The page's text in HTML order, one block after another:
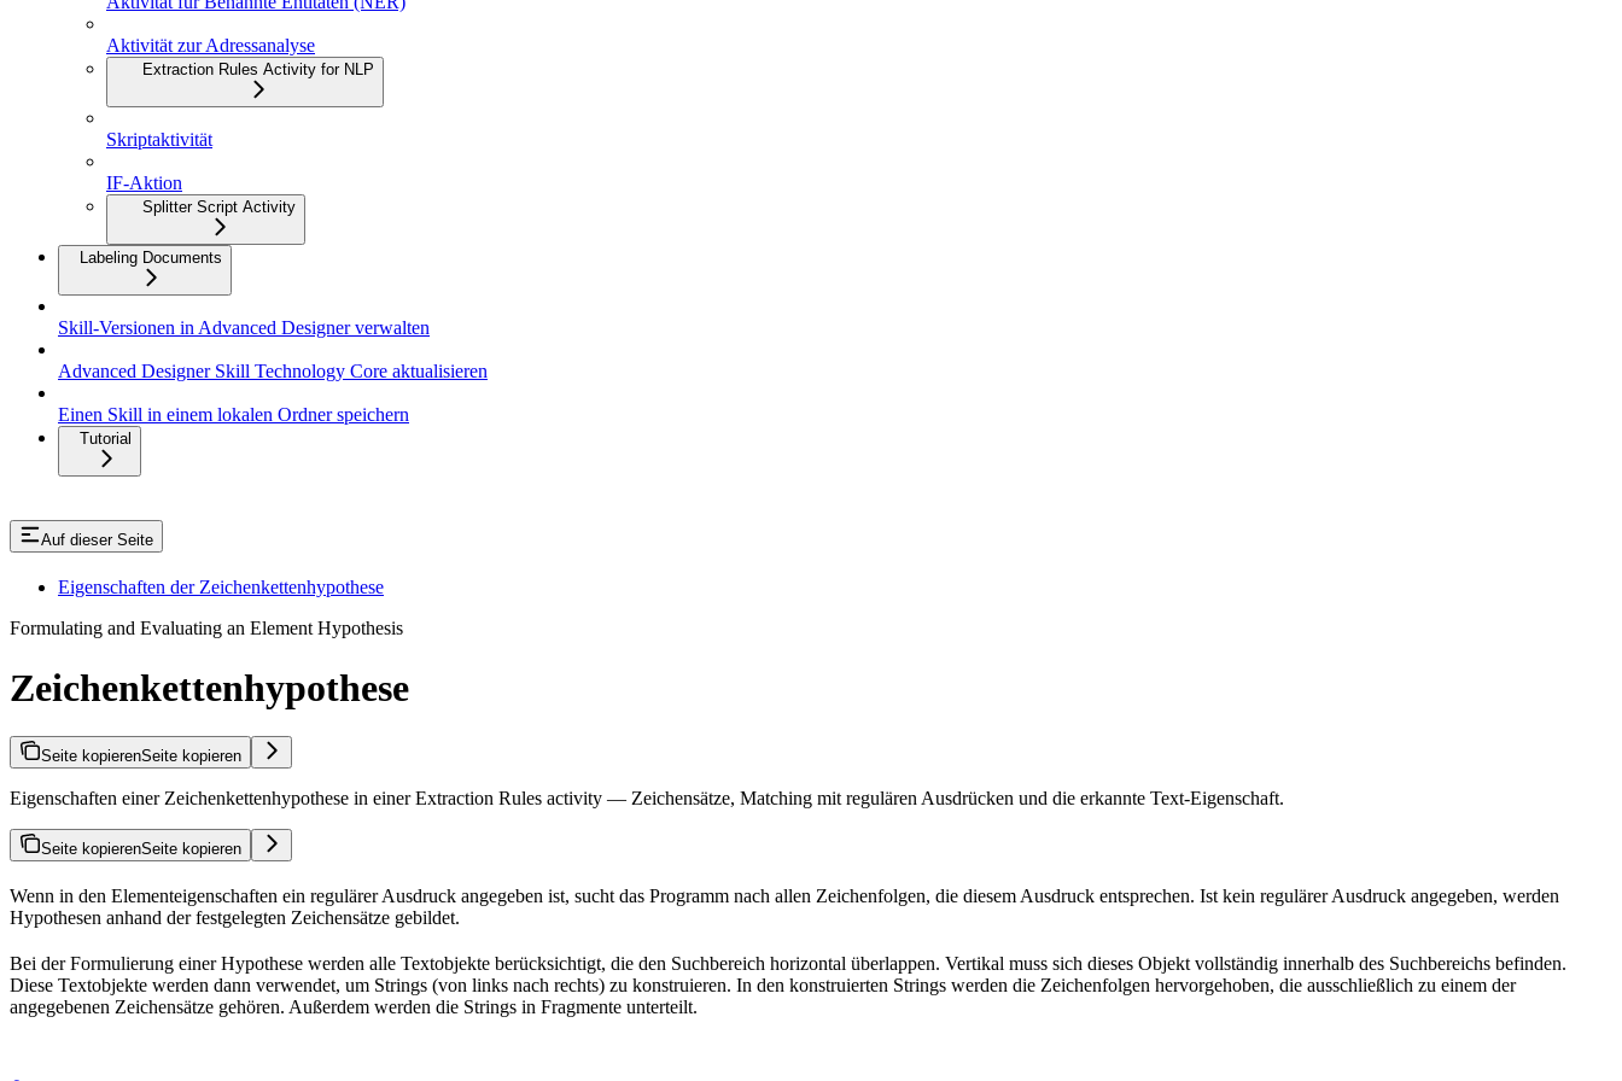
Aktivität zur Adressanalyse
Extraction Rules Activity for NLP
Skriptaktivität
IF-Aktion
Splitter Script Activity
Labeling Documents
Skill-Versionen in Advanced Designer verwalten
Advanced Designer Skill Technology Core aktualisieren
Einen Skill in einem lokalen Ordner speichern
Tutorial
Auf dieser Seite
Eigenschaften der Zeichenkettenhypothese
Formulating and Evaluating an Element Hypothesis
Zeichenkettenhypothese
Seite kopierenSeite kopieren
Eigenschaften einer Zeichenkettenhypothese in einer Extraction Rules activity — Zeichensätze, Matching mit regulären Ausdrücken und die erkannte Text-Eigenschaft.
Seite kopierenSeite kopieren
Wenn in den Elementeigenschaften ein regulärer Ausdruck angegeben ist, sucht das Programm nach allen Zeichenfolgen, die diesem Ausdruck entsprechen. Ist kein regulärer Ausdruck angegeben, werden
Hypothesen anhand der festgelegten Zeichensätze gebildet.
Bei der Formulierung einer Hypothese werden alle Textobjekte berücksichtigt, die den Suchbereich horizontal überlappen. Vertikal muss sich dieses Objekt vollständig innerhalb des Suchbereichs befinden.
Diese Textobjekte werden dann verwendet, um Strings (von links nach rechts) zu konstruieren. In den konstruierten Strings werden die Zeichenfolgen hervorgehoben, die ausschließlich zu einem der
angegebenen Zeichensätze gehören. Außerdem werden die Strings in Fragmente unterteilt.